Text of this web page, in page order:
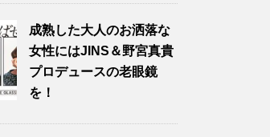
成熟した大人のお洒落な
女性にはJINS＆野宮真貴
プロデュースの老眼鏡
を！